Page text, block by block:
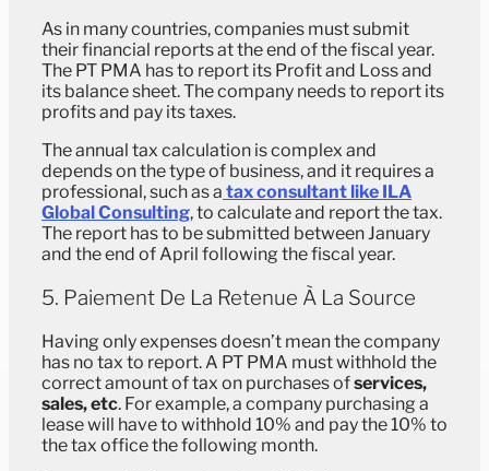
As in many countries, companies must submit
their financial reports at the end of the fiscal year.
The PT PMA has to report its Profit and Loss and
its balance sheet. The company needs to report its
profits and pay its taxes.
The annual tax calculation is complex and
depends on the type of business, and it requires a
professional, such as a tax consultant like ILA
Global Consulting, to calculate and report the tax.
The report has to be submitted between January
and the end of April following the fiscal year.
5. Paiement De La Retenue À La Source
Having only expenses doesn’t mean the company
has no tax to report. A PT PMA must withhold the
correct amount of tax on purchases ofservices,
sales, etc. For example, a company purchasing a
lease will have to withhold 10% and pay the 10% to
the tax office the following month.